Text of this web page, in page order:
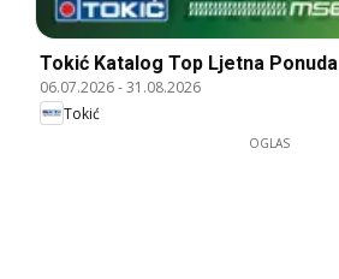
Tokić Katalog Top Ljetna Ponuda
06.07.2026-31.08.2026
Tokić
OGLAS